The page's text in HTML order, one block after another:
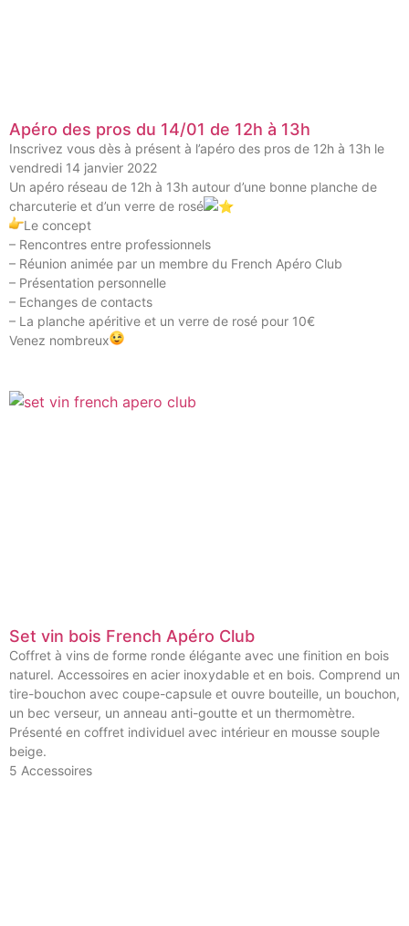
Apéro des pros du 14/01 de 12h à 13h
Inscrivez vous dès à présent à l’apéro des pros de 12h à 13h le
vendredi 14 janvier 2022
Un apéro réseau de 12h à 13h autour d’une bonne planche de
charcuterie et d’un verre de rosé
Le concept
– Rencontres entre professionnels
– Réunion animée par un membre du French Apéro Club
– Présentation personnelle
– Echanges de contacts
– La planche apéritive et un verre de rosé pour 10€
Venez nombreux
Set vin bois French Apéro Club
Coffret à vins de forme ronde élégante avec une finition en bois
naturel. Accessoires en acier inoxydable et en bois. Comprend un
tire-bouchon avec coupe-capsule et ouvre bouteille, un bouchon,
un bec verseur, un anneau anti-goutte et un thermomètre.
Présenté en coffret individuel avec intérieur en mousse souple
beige.
5 Accessoires